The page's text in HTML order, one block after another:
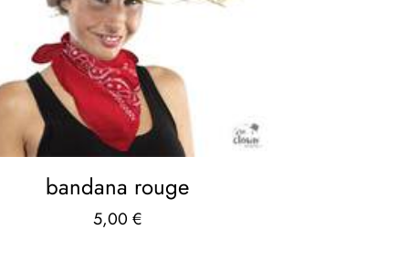
bandana rouge
5,00 €